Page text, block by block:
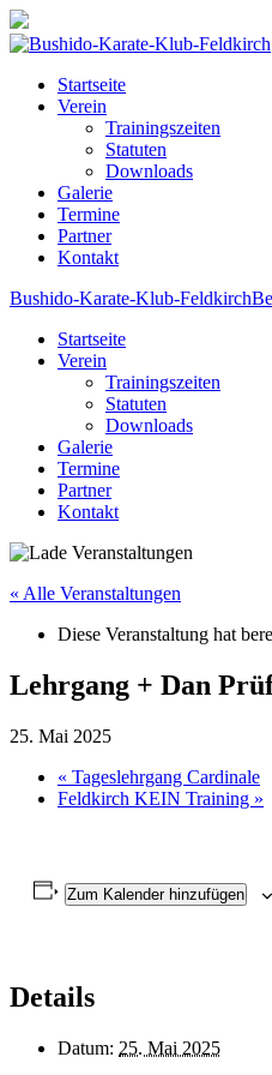
Startseite
Verein
Trainingszeiten
Statuten
Downloads
Galerie
Termine
Partner
Kontakt
Bushido-Karate-Klub-Feldkirch
Startseite
Verein
Trainingszeiten
Statuten
Downloads
Galerie
Termine
Partner
Kontakt
« Alle Veranstaltungen
Diese Veranstaltung hat
Lehrgang + Dan
25. Mai 2025
« Tageslehrgang Cardinale
Feldkirch KEIN Training »
Zum Kalender hinzufügen
Details
Datum: 25. Mai 2025